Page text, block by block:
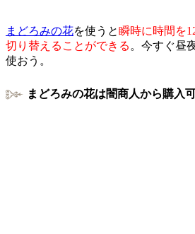
まどろみの花を使うと瞬時に時間を
切り替えることができる 。今すぐ昼
使おう。
まどろみの花は闇商人から購入